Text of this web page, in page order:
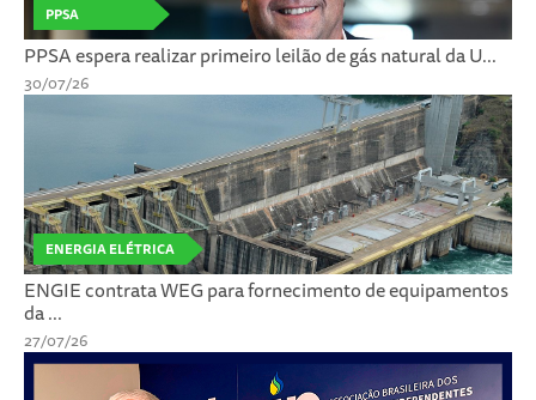
PPSA
PPSA espera realizar primeiro leilão de gás natural da U...
30/07/26
ENERGIA ELÉTRICA
ENGIE contrata WEG para fornecimento de equipamentos
da ...
27/07/26